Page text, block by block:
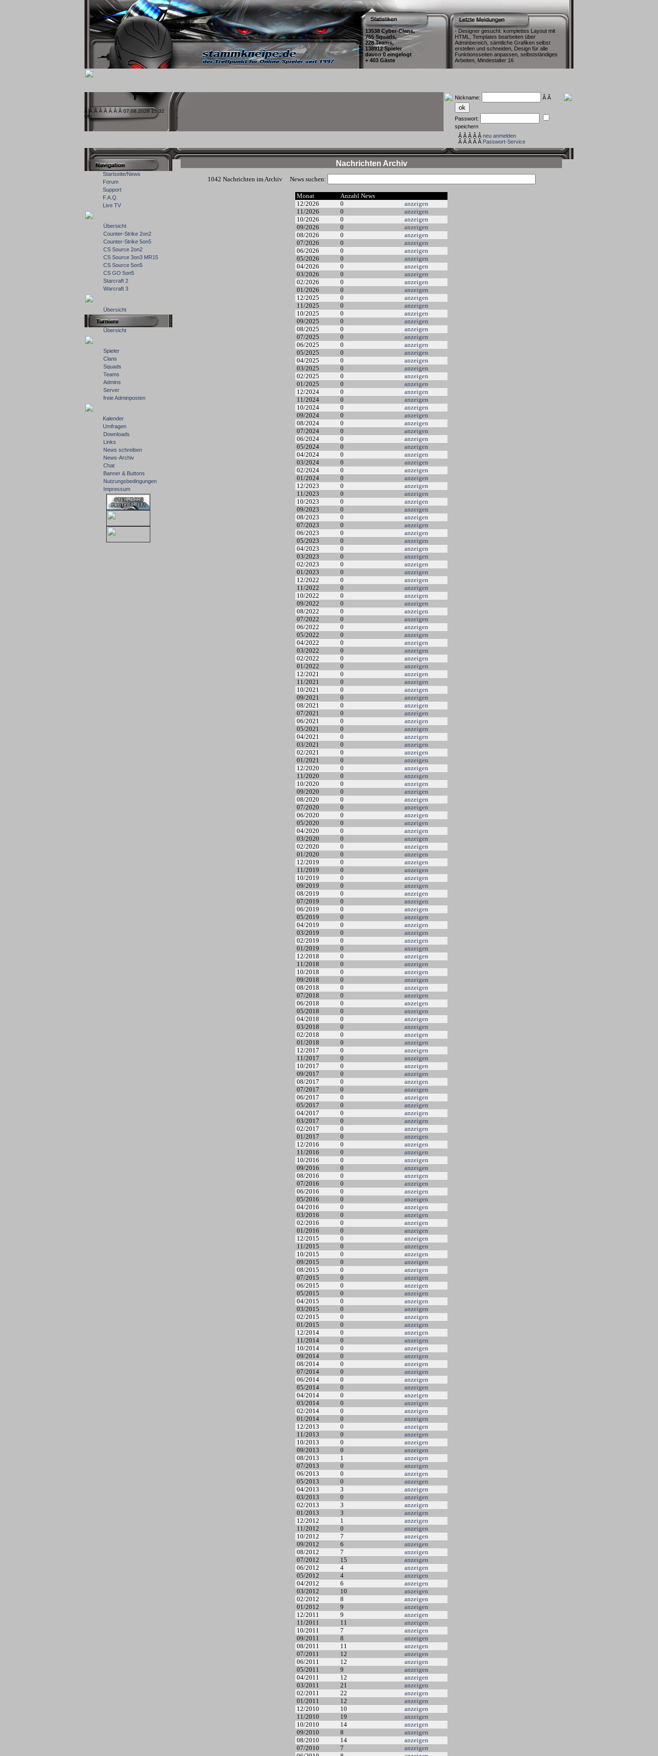
13538 Cyber-Clans,
755 Squads,
228 Teams,
138912 Spieler
davon 0 eingelogt
+ 403 Gäste
- Designer gesucht: komplettes Layout mit
HTML, Templates bearbeiten über
Adminbereich, sämtliche Grafiken selbst
erstellen und schneiden, Design für alle
Funktionsseiten anpassen, selbstständiges
Arbeiten, Mindestalter 16
Â Â Â Â Â Â Â Â 07.08.2026 15:32
Uhr
Nickname: Â Â
Passwort:
speichern
Â Â Â Â Â neu anmelden
Â Â Â Â Â Passwort-Service
Startseite/News
Forum
Support
F.A.Q.
Live TV
Übersicht
Counter-Strike 2on2
Counter-Strike 5on5
CS Source 2on2
CS Source 3on3 MR15
CS Source 5on5
CS GO 5on5
Starcraft 2
Warcraft 3
Übersicht
Übersicht
Spieler
Clans
Squads
Teams
Admins
Server
freie Adminposten
Kalender
Umfragen
Downloads
Links
News schreiben
News-Archiv
Chat
Banner & Buttons
Nutzungsbedingungen
Impressum
Nachrichten Archiv
1042 Nachrichten im Archiv News suchen:
Monat
Anzahl News
12/2026
0
anzeigen
11/2026
0
anzeigen
10/2026
0
anzeigen
09/2026
0
anzeigen
08/2026
0
anzeigen
07/2026
0
anzeigen
06/2026
0
anzeigen
05/2026
0
anzeigen
04/2026
0
anzeigen
03/2026
0
anzeigen
02/2026
0
anzeigen
01/2026
0
anzeigen
12/2025
0
anzeigen
11/2025
0
anzeigen
10/2025
0
anzeigen
09/2025
0
anzeigen
08/2025
0
anzeigen
07/2025
0
anzeigen
06/2025
0
anzeigen
05/2025
0
anzeigen
04/2025
0
anzeigen
03/2025
0
anzeigen
02/2025
0
anzeigen
01/2025
0
anzeigen
12/2024
0
anzeigen
11/2024
0
anzeigen
10/2024
0
anzeigen
09/2024
0
anzeigen
08/2024
0
anzeigen
07/2024
0
anzeigen
06/2024
0
anzeigen
05/2024
0
anzeigen
04/2024
0
anzeigen
03/2024
0
anzeigen
02/2024
0
anzeigen
01/2024
0
anzeigen
12/2023
0
anzeigen
11/2023
0
anzeigen
10/2023
0
anzeigen
09/2023
0
anzeigen
08/2023
0
anzeigen
07/2023
0
anzeigen
06/2023
0
anzeigen
05/2023
0
anzeigen
04/2023
0
anzeigen
03/2023
0
anzeigen
02/2023
0
anzeigen
01/2023
0
anzeigen
12/2022
0
anzeigen
11/2022
0
anzeigen
10/2022
0
anzeigen
09/2022
0
anzeigen
08/2022
0
anzeigen
07/2022
0
anzeigen
06/2022
0
anzeigen
05/2022
0
anzeigen
04/2022
0
anzeigen
03/2022
0
anzeigen
02/2022
0
anzeigen
01/2022
0
anzeigen
12/2021
0
anzeigen
11/2021
0
anzeigen
10/2021
0
anzeigen
09/2021
0
anzeigen
08/2021
0
anzeigen
07/2021
0
anzeigen
06/2021
0
anzeigen
05/2021
0
anzeigen
04/2021
0
anzeigen
03/2021
0
anzeigen
02/2021
0
anzeigen
01/2021
0
anzeigen
12/2020
0
anzeigen
11/2020
0
anzeigen
10/2020
0
anzeigen
09/2020
0
anzeigen
08/2020
0
anzeigen
07/2020
0
anzeigen
06/2020
0
anzeigen
05/2020
0
anzeigen
04/2020
0
anzeigen
03/2020
0
anzeigen
02/2020
0
anzeigen
01/2020
0
anzeigen
12/2019
0
anzeigen
11/2019
0
anzeigen
10/2019
0
anzeigen
09/2019
0
anzeigen
08/2019
0
anzeigen
07/2019
0
anzeigen
06/2019
0
anzeigen
05/2019
0
anzeigen
04/2019
0
anzeigen
03/2019
0
anzeigen
02/2019
0
anzeigen
01/2019
0
anzeigen
12/2018
0
anzeigen
11/2018
0
anzeigen
10/2018
0
anzeigen
09/2018
0
anzeigen
08/2018
0
anzeigen
07/2018
0
anzeigen
06/2018
0
anzeigen
05/2018
0
anzeigen
04/2018
0
anzeigen
03/2018
0
anzeigen
02/2018
0
anzeigen
01/2018
0
anzeigen
12/2017
0
anzeigen
11/2017
0
anzeigen
10/2017
0
anzeigen
09/2017
0
anzeigen
08/2017
0
anzeigen
07/2017
0
anzeigen
06/2017
0
anzeigen
05/2017
0
anzeigen
04/2017
0
anzeigen
03/2017
0
anzeigen
02/2017
0
anzeigen
01/2017
0
anzeigen
12/2016
0
anzeigen
11/2016
0
anzeigen
10/2016
0
anzeigen
09/2016
0
anzeigen
08/2016
0
anzeigen
07/2016
0
anzeigen
06/2016
0
anzeigen
05/2016
0
anzeigen
04/2016
0
anzeigen
03/2016
0
anzeigen
02/2016
0
anzeigen
01/2016
0
anzeigen
12/2015
0
anzeigen
11/2015
0
anzeigen
10/2015
0
anzeigen
09/2015
0
anzeigen
08/2015
0
anzeigen
07/2015
0
anzeigen
06/2015
0
anzeigen
05/2015
0
anzeigen
04/2015
0
anzeigen
03/2015
0
anzeigen
02/2015
0
anzeigen
01/2015
0
anzeigen
12/2014
0
anzeigen
11/2014
0
anzeigen
10/2014
0
anzeigen
09/2014
0
anzeigen
08/2014
0
anzeigen
07/2014
0
anzeigen
06/2014
0
anzeigen
05/2014
0
anzeigen
04/2014
0
anzeigen
03/2014
0
anzeigen
02/2014
0
anzeigen
01/2014
0
anzeigen
12/2013
0
anzeigen
11/2013
0
anzeigen
10/2013
0
anzeigen
09/2013
0
anzeigen
08/2013
1
anzeigen
07/2013
0
anzeigen
06/2013
0
anzeigen
05/2013
0
anzeigen
04/2013
3
anzeigen
03/2013
0
anzeigen
02/2013
3
anzeigen
01/2013
3
anzeigen
12/2012
1
anzeigen
11/2012
0
anzeigen
10/2012
7
anzeigen
09/2012
6
anzeigen
08/2012
7
anzeigen
07/2012
15
anzeigen
06/2012
4
anzeigen
05/2012
4
anzeigen
04/2012
6
anzeigen
03/2012
10
anzeigen
02/2012
8
anzeigen
01/2012
9
anzeigen
12/2011
9
anzeigen
11/2011
11
anzeigen
10/2011
7
anzeigen
09/2011
8
anzeigen
08/2011
11
anzeigen
07/2011
12
anzeigen
06/2011
12
anzeigen
05/2011
9
anzeigen
04/2011
12
anzeigen
03/2011
21
anzeigen
02/2011
22
anzeigen
01/2011
12
anzeigen
12/2010
10
anzeigen
11/2010
19
anzeigen
10/2010
14
anzeigen
09/2010
8
anzeigen
08/2010
14
anzeigen
07/2010
7
anzeigen